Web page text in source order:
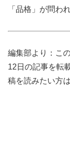
「品格」が問わ
編集部より：こ
12日の記事を転
稿を読みたい方は